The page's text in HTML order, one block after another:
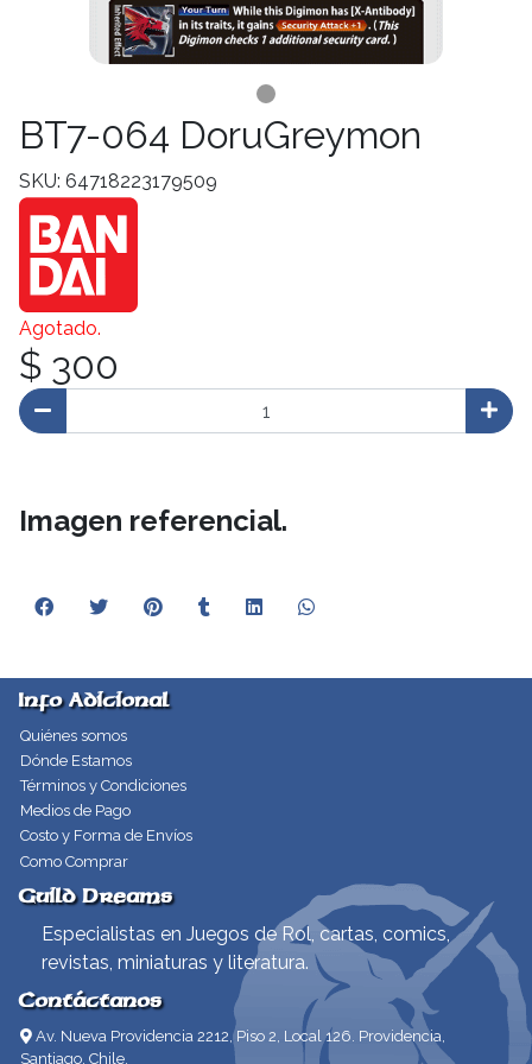
BT7-064 DoruGreymon
SKU: 64718223179509
Agotado.
$ 300
Imagen referencial.
Info Adicional
Quiénes somos
Dónde Estamos
Términos y Condiciones
Medios de Pago
Costo y Forma de Envíos
Como Comprar
Guild Dreams
Especialistas en Juegos de Rol, cartas, comics,
revistas, miniaturas y literatura.
Contáctanos
Av. Nueva Providencia 2212, Piso 2, Local 126. Providencia,
Santiago, Chile.